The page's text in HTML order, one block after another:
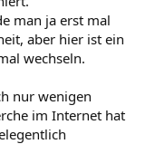
man ja erst mal
aber hier ist ein
wechseln.
nur wenigen
im Internet hat